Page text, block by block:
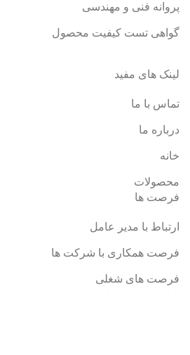
پروانه فنی و مهندسی
گواهی تست کیفیت محصول
لینک های مفید
تماس با ما
درباره ما
خانه
محصولات
فرصت ها
ارتباط با مدیر عامل
فرصت همکاری با شرکت ها
فرصت های شغلی